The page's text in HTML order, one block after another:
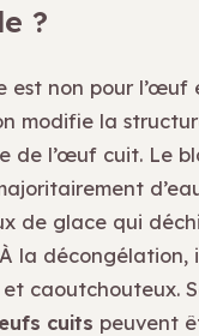
?
est non pour l’œuf
modifie la
de l’œuf cuit. Le
de glace qui
la décongélation,
caoutchouteux.
cuits peuvent